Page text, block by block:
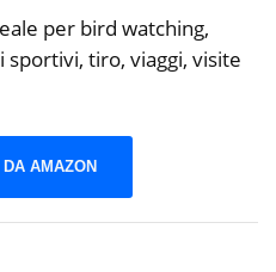
per bird watching,
sportivi, tiro, viaggi, visite
AMAZON